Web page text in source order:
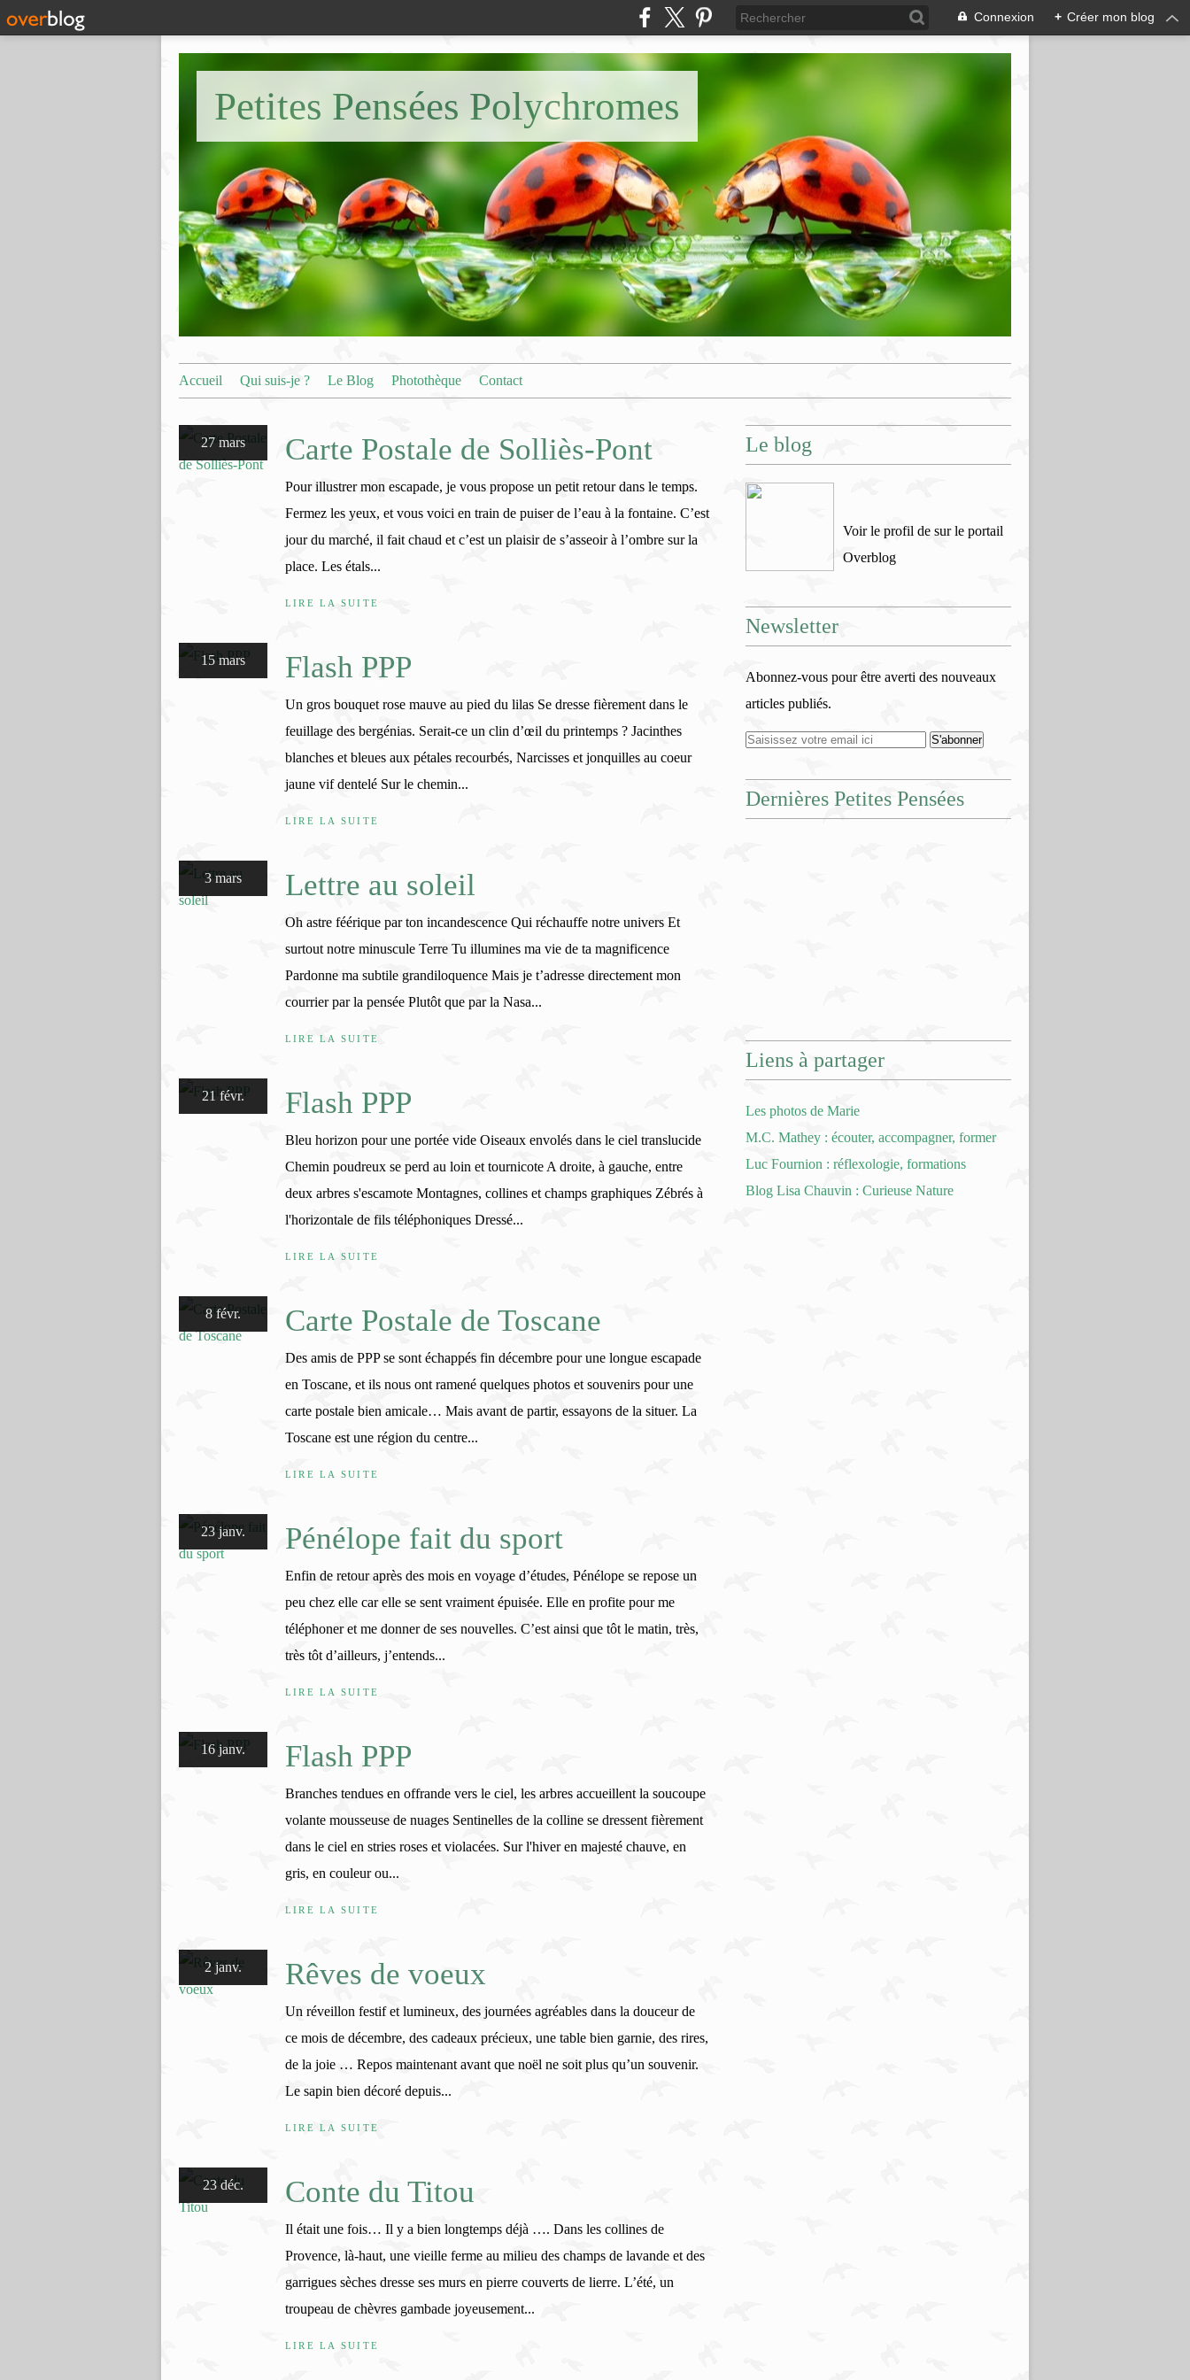
Connexion + Créer mon blog
Petites Pensées Polychromes
Accueil Qui suis-je ? Le Blog Photothèque Contact
27 mars Carte Postale de Solliès-Pont
Pour illustrer mon escapade, je vous propose un petit retour dans le temps.
Fermez les yeux, et vous voici en train de puiser de l’eau à la fontaine. C’est
jour du marché, il fait chaud et c’est un plaisir de s’asseoir à l’ombre sur la
place. Les étals...
LIRE LA SUITE
15 mars Flash PPP
Un gros bouquet rose mauve au pied du lilas Se dresse fièrement dans le
feuillage des bergénias. Serait-ce un clin d’œil du printemps ? Jacinthes
blanches et bleues aux pétales recourbés, Narcisses et jonquilles au coeur
jaune vif dentelé Sur le chemin...
LIRE LA SUITE
3 mars Lettre au soleil
Oh astre féérique par ton incandescence Qui réchauffe notre univers Et
surtout notre minuscule Terre Tu illumines ma vie de ta magnificence
Pardonne ma subtile grandiloquence Mais je t’adresse directement mon
courrier par la pensée Plutôt que par la Nasa...
LIRE LA SUITE
21 févr. Flash PPP
Bleu horizon pour une portée vide Oiseaux envolés dans le ciel translucide
Chemin poudreux se perd au loin et tournicote A droite, à gauche, entre
deux arbres s'escamote Montagnes, collines et champs graphiques Zébrés à
l'horizontale de fils téléphoniques Dressé...
LIRE LA SUITE
8 févr. Carte Postale de Toscane
Des amis de PPP se sont échappés fin décembre pour une longue escapade
en Toscane, et ils nous ont ramené quelques photos et souvenirs pour une
carte postale bien amicale… Mais avant de partir, essayons de la situer. La
Toscane est une région du centre...
LIRE LA SUITE
23 janv. Pénélope fait du sport
Enfin de retour après des mois en voyage d’études, Pénélope se repose un
peu chez elle car elle se sent vraiment épuisée. Elle en profite pour me
téléphoner et me donner de ses nouvelles. C’est ainsi que tôt le matin, très,
très tôt d’ailleurs, j’entends...
LIRE LA SUITE
16 janv. Flash PPP
Branches tendues en offrande vers le ciel, les arbres accueillent la soucoupe
volante mousseuse de nuages Sentinelles de la colline se dressent fièrement
dans le ciel en stries roses et violacées. Sur l'hiver en majesté chauve, en
gris, en couleur ou...
LIRE LA SUITE
2 janv. Rêves de voeux
Un réveillon festif et lumineux, des journées agréables dans la douceur de
ce mois de décembre, des cadeaux précieux, une table bien garnie, des rires,
de la joie … Repos maintenant avant que noël ne soit plus qu’un souvenir.
Le sapin bien décoré depuis...
LIRE LA SUITE
23 déc. Conte du Titou
Il était une fois… Il y a bien longtemps déjà …. Dans les collines de
Provence, là-haut, une vieille ferme au milieu des champs de lavande et des
garrigues sèches dresse ses murs en pierre couverts de lierre. L’été, un
troupeau de chèvres gambade joyeusement...
LIRE LA SUITE
Le blog
Voir le profil de sur le portail
Overblog
Newsletter
Abonnez-vous pour être averti des nouveaux
articles publiés.
Dernières Petites Pensées
Liens à partager
Les photos de Marie
M.C. Mathey : écouter, accompagner, former
Luc Fournion : réflexologie, formations
Blog Lisa Chauvin : Curieuse Nature